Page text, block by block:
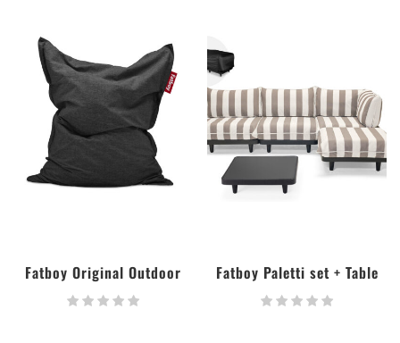
Fatboy Original Outdoor Fatboy Paletti set + Table